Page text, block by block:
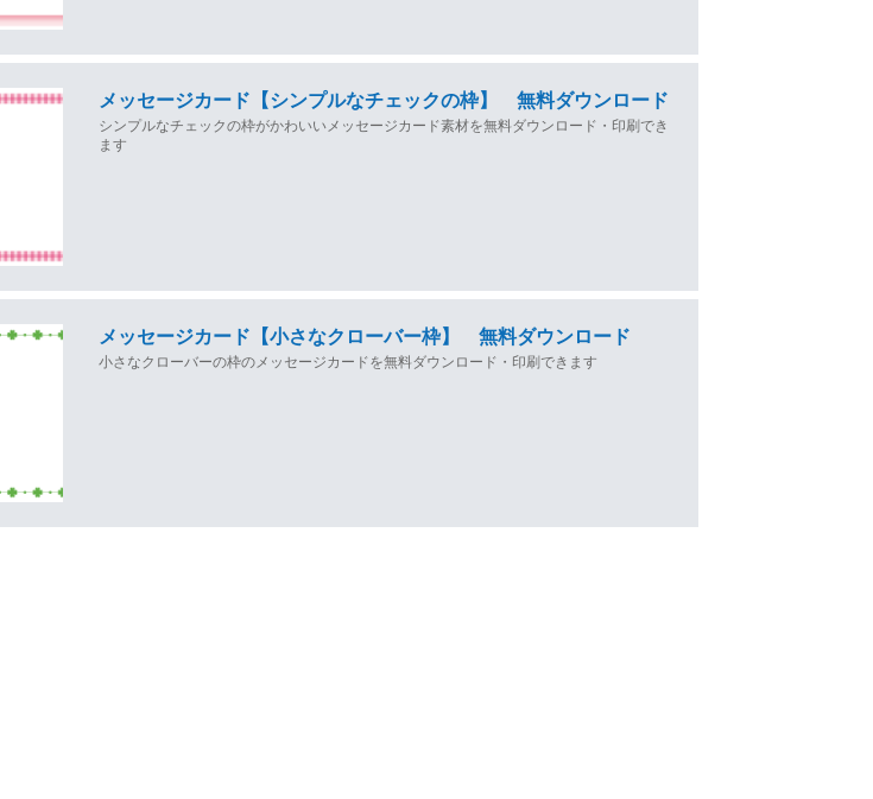
メッセージカード【シンプルなチェックの枠】 無料ダウンロード
シンプルなチェックの枠がかわいいメッセージカード素材を無料ダウンロード・印刷でき
ます
メッセージカード【小さなクローバー枠】 無料ダウンロード
小さなクローバーの枠のメッセージカードを無料ダウンロード・印刷できます